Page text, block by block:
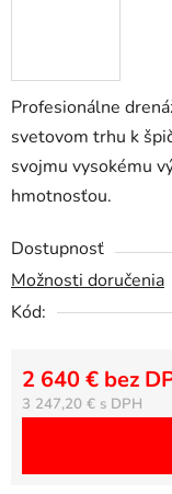
Profesionálne
svetovom trhu k
svojmu vysokému
hmotnosťou.
Dostupnosť
Možnosti doručenia
Kód:
3 247,20 €
2 640 € bez